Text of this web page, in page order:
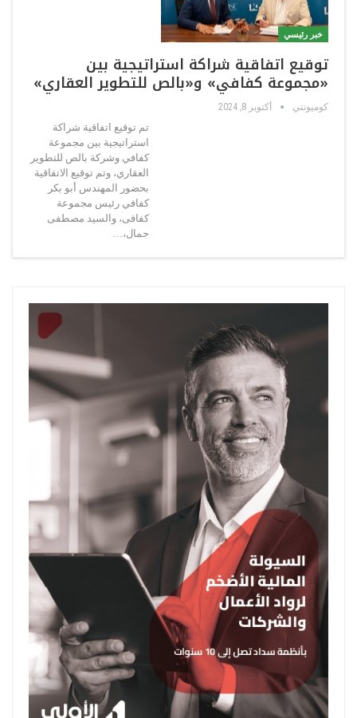
خبر رئيسي
توقيع اتفاقية شراكة استراتيجية بين
«مجموعة كفافي» و«بالص للتطوير العقاري»
كوميونتي أكتوبر 8, 2024
تم توقيع اتفاقية شراكة
استراتيجية بين مجموعة
كفافي وشركة بالص للتطوير
العقاري، وتم توقيع الاتفاقية
بحضور المهندس أبو بكر
كفافي رئيس مجموعة
كفافى، والسيد مصطفى
جمال،…